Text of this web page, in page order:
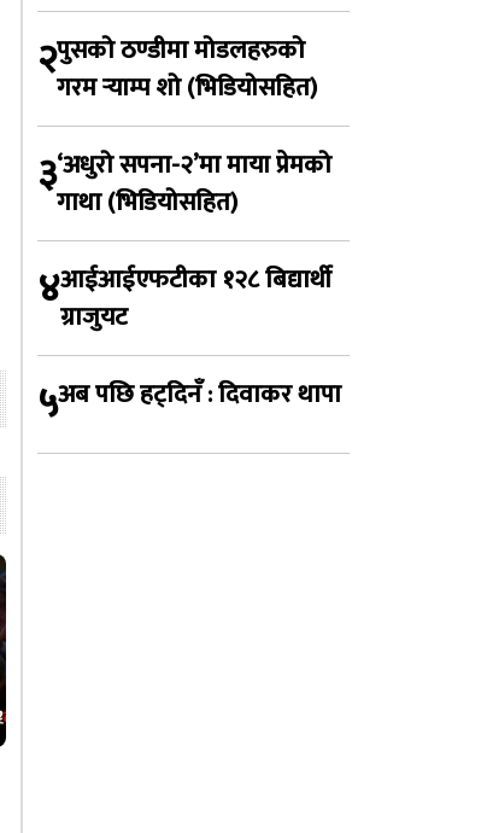
२पुसको ठण्डीमा मोडलहरुको
गरम र्‍याम्प शो (भिडियोसहित)
३‘अधुरो सपना-२’मा माया प्रेमको
गाथा (भिडियोसहित)
४आईआईएफटीका १२८ बिद्यार्थी
ग्राजुयट
५अब पछि हट्दिनँ : दिवाकर थापा